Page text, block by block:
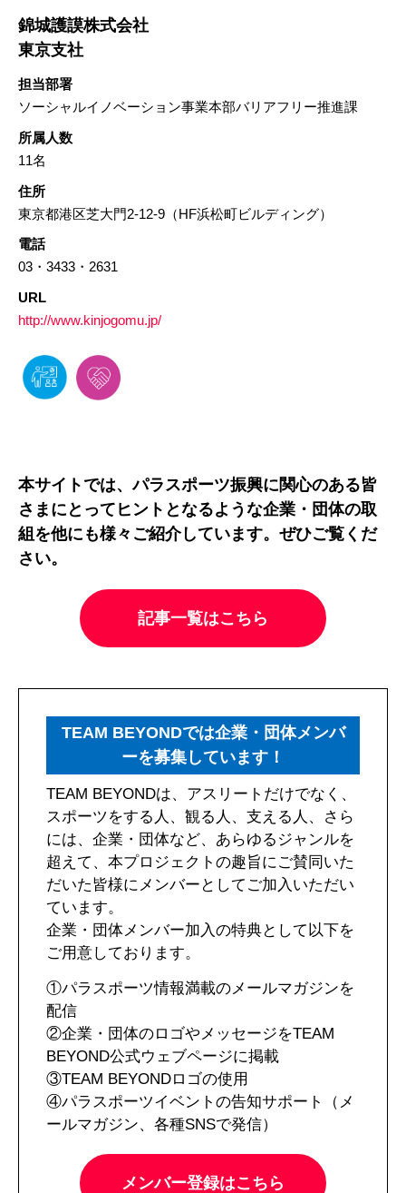
錦城護謨株式会社
東京支社
担当部署
ソーシャルイノベーション事業本部バリアフリー推進課
所属人数
11名
住所
東京都港区芝大門2-12-9（HF浜松町ビルディング）
電話
03・3433・2631
URL
http://www.kinjogomu.jp/
本サイトでは、パラスポーツ振興に関心のある皆
さまにとってヒントとなるような企業・団体の取
組を他にも様々ご紹介しています。ぜひご覧くだ
さい。
記事一覧はこちら
TEAM BEYONDでは企業・団体メンバ
ーを募集しています！
TEAM BEYONDは、アスリートだけでなく、
スポーツをする人、観る人、支える人、さら
には、企業・団体など、あらゆるジャンルを
超えて、本プロジェクトの趣旨にご賛同いた
だいた皆様にメンバーとしてご加入いただい
ています。
企業・団体メンバー加入の特典として以下を
ご用意しております。
①パラスポーツ情報満載のメールマガジンを
配信
②企業・団体のロゴやメッセージをTEAM
BEYOND公式ウェブページに掲載
③TEAM BEYONDロゴの使用
④パラスポーツイベントの告知サポート（メ
ールマガジン、各種SNSで発信）
メンバー登録はこちら